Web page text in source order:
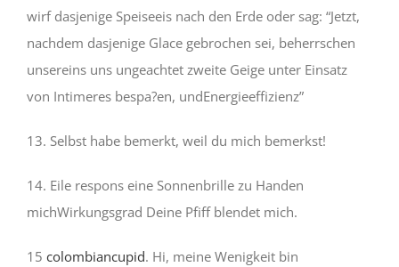
wirf dasjenige Speiseeis nach den Erde oder sag: “Jetzt,
nachdem dasjenige Glace gebrochen sei, beherrschen
unsereins uns ungeachtet zweite Geige unter Einsatz
von Intimeres bespa?en, undEnergieeffizienz”
13. Selbst habe bemerkt, weil du mich bemerkst!
14. Eile respons eine Sonnenbrille zu Handen
michWirkungsgrad Deine Pfiff blendet mich.
15 colombiancupid. Hi, meine Wenigkeit bin